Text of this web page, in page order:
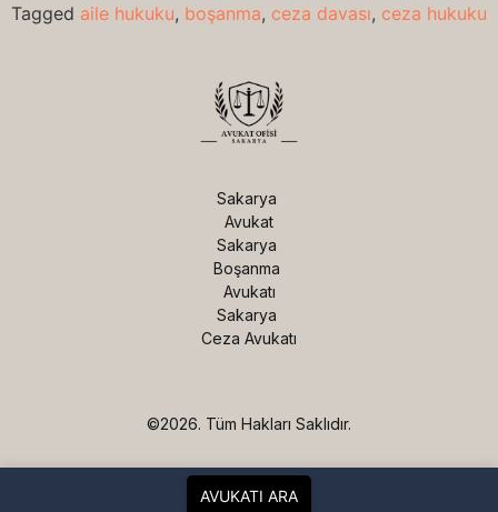
Tagged aile hukuku, boşanma, ceza davası, ceza hukuku
Sakarya
Avukat
Sakarya
Boşanma
Avukatı
Sakarya
Ceza Avukatı
©2026. Tüm Hakları Saklıdır.
AVUKATI ARA